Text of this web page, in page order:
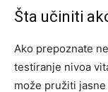
Šta učiniti
Ako prepoznate
testiranje nivoa
može pružiti